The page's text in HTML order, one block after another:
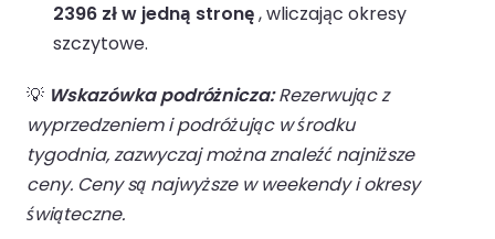
2396 zł w jedną stronę, wliczając okresy
szczytowe.
💡 Wskazówka podróżnicza:Rezerwując z
wyprzedzeniem i podróżując w środku
tygodnia, zazwyczaj można znaleźć najniższe
ceny. Ceny są najwyższe w weekendy i okresy
świąteczne.